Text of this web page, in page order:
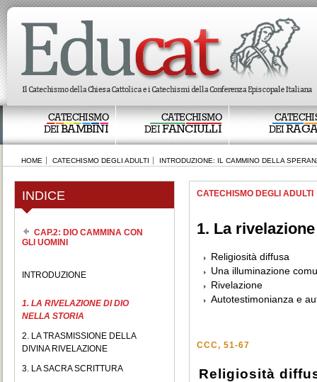
CATECHISMO
DEIBAMBINI
CATECHISMO
DEIFANCIULLI
DEI
HOME CATECHISMO DEGLI ADULTI INTRODUZIONE: IL CAMMINO DELLA
INDICE
CAP.2: DIO CAMMINA CON
GLI UOMINI
INTRODUZIONE
1. LA RIVELAZIONE DI DIO
NELLA STORIA
2. LA TRASMISSIONE DELLA
DIVINA RIVELAZIONE
3. LA SACRA SCRITTURA
CATECHISMO DEGLI ADULTI
1. La
Religiosità diffusa
Una illuminazione
Rivelazione
Autotestimonianza e
CCC, 51-67
Religiosità